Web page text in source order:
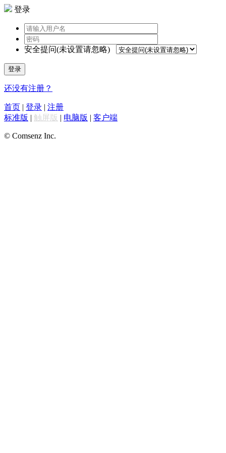
登录
安全提问(未设置请忽略)
登录
还没有注册？
首页 | 登录 | 注册
标准版 | 触屏版 | 电脑版 | 客户端
© Comsenz Inc.